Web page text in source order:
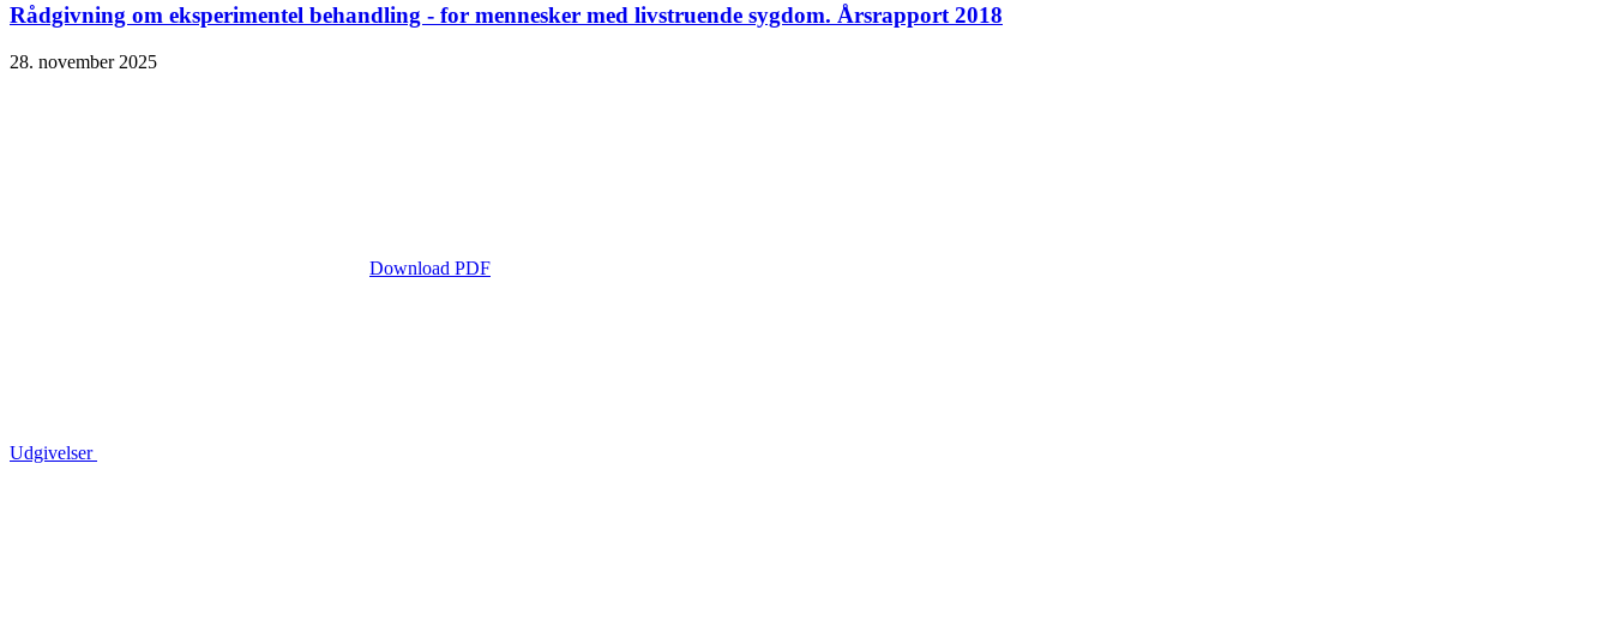
Rådgivning om eksperimentel behandling - for mennesker med livstruende sygdom. Årsrapport 2018
28. november 2025
Download PDF
Udgivelser